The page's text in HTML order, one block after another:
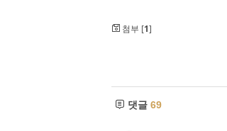
첨부 [1]
댓글 69